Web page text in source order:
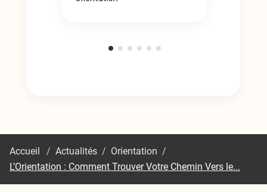
Accueil / Actualités / Orientation /
L’Orientation : Comment Trouver Votre Chemin Vers le...